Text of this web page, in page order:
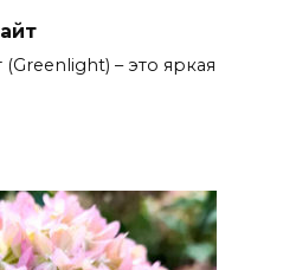
– это яркая